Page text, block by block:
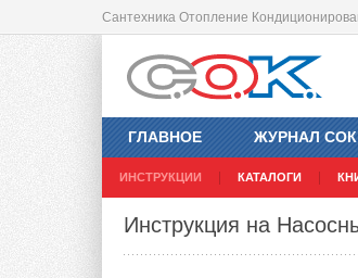
Сантехника Отопление
ГЛАВНОЕ ЖУРНАЛ СОК
ИНСТРУКЦИИ КАТАЛОГИ
Инструкция на